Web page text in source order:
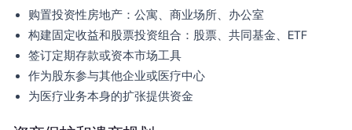
购置投资性房地产：公寓、商业场所、办公室
构建固定收益和股票投资组合：股票、共同基金、ETF
签订定期存款或资本市场工具
作为股东参与其他企业或医疗中心
为医疗业务本身的扩张提供资金